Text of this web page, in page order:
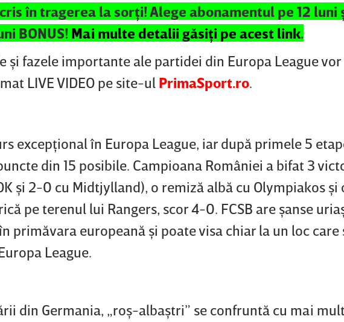
în tragerea la sorţi! Alege abonamentul pe 12 luni
BONUS! Mai multe detalii găsiţi pe acest link.
şi fazele importante ale partidei din Europa League
LIVE VIDEO pe site-ul PrimaSport.ro.
excepţional în Europa League, iar după primele 5
din 15 posibile. Campioana României a bifat 3
şi 2-0 cu Midtjylland), o remiză albă cu Olympiakos şi
pe terenul lui Rangers, scor 4-0. FCSB are şanse
primăvara europeană şi poate visa chiar la un loc care
League.
din Germania, „roş-albaştri” se confruntă cu mai